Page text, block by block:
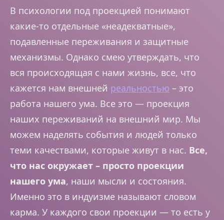
В психологии под проекцией понимают
какие-то отдельные «неадекватные»,
подавленные переживания и защитные
механизмы. Однако смею утверждать, что
вся происходящая с нами жизнь, все, что
кажется нам внешней реальностью – это
работа нашего ума. Все это — проекция
наших переживаний на внешний мир. Мы
можем наделять события и людей только
теми качествами, которые живут в нас. Все,
что нас окружает – просто проекции
нашего ума, наши мысли и состояния.
Именно это в индуизме называют словом
карма. У каждого свои проекции — то есть у